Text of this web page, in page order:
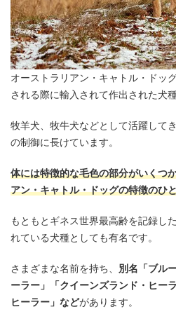
オーストラリアン・キャトル・ドッ
される際に輸入されて作出された犬種
牧羊犬、牧牛犬などとして活躍して
の制御に長けています。
体には特徴的な毛色の部分がいくつ
アン・キャトル・ドッグの特徴のひ
もともとギネス世界最高齢を記録し
れている犬種としても有名です。
さまざまな名前を持ち、 別名「ブル
ーラー」「クイーンズランド・ヒー
ヒーラー」などがあります。